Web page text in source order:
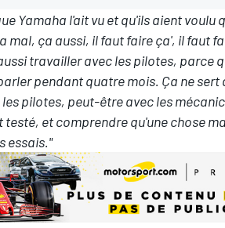
Yamaha l'ait vu et qu'ils aient voulu
mal, ça aussi, il faut faire ça', il faut
travailler avec les pilotes, parce
pendant quatre mois. Ça ne
pilotes, peut-être avec les
testé, et comprendre qu'une chose
essais."